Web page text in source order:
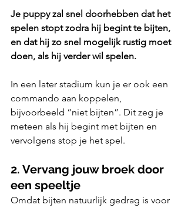
Je puppy zal snel doorhebben dat het
spelen stopt zodra hij begint te bijten,
en dat hij zo snel mogelijk rustig moet
doen, als hij verder wil spelen.
In een later stadium kun je er ook een
commando aan koppelen,
bijvoorbeeld “niet bijten”. Dit zeg je
meteen als hij begint met bijten en
vervolgens stop je het spel.
2. Vervang jouw broek door
een speeltje
Omdat bijten natuurlijk gedrag is voor